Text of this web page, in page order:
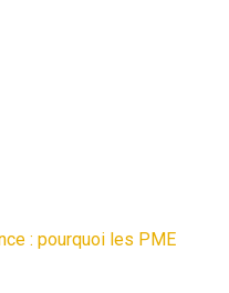
: pourquoi les PME